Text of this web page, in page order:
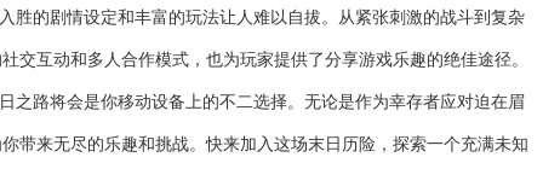
胜的剧情设定和丰富的玩法让人难以自拔。从紧张刺激的战斗到复杂
交互动和多人合作模式，也为玩家提供了分享游戏乐趣的绝佳途径。
之路将会是你移动设备上的不二选择。无论是作为幸存者应对迫在眉
带来无尽的乐趣和挑战。快来加入这场末日历险，探索一个充满未知